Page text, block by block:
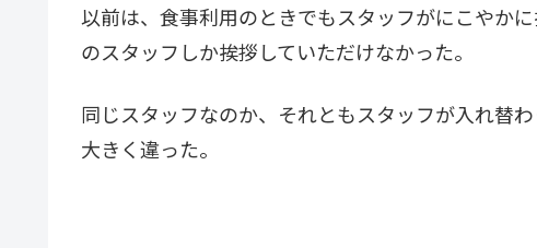
以前は、食事利用のときでもスタッフがにこやか
のスタッフしか挨拶していただけなかった。
同じスタッフなのか、それともスタッフが入れ替
大きく違った。